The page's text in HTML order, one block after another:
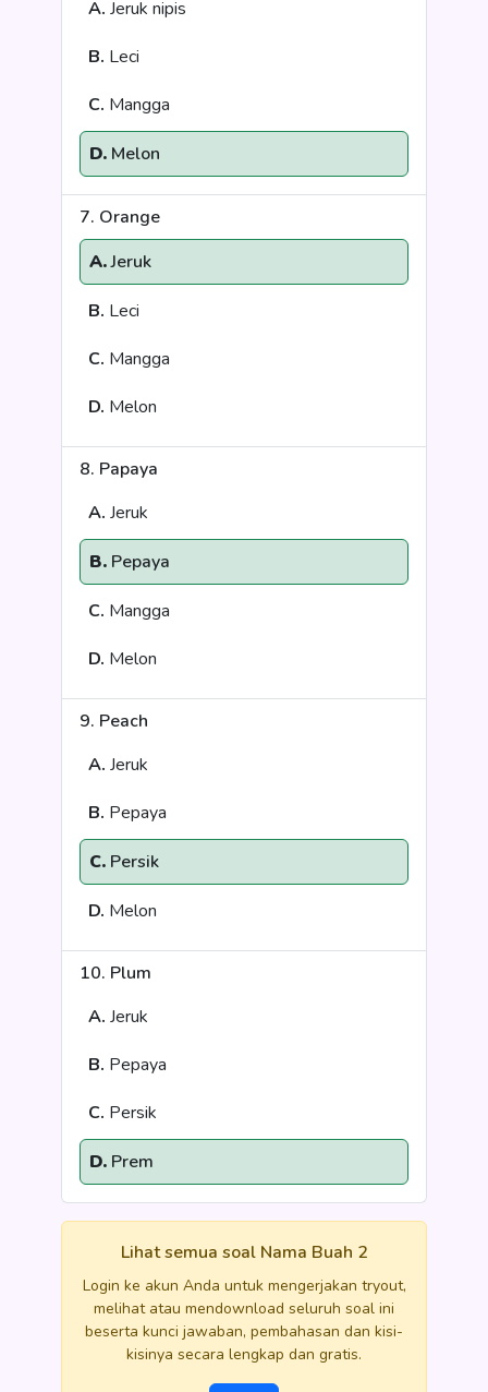
A. Jeruk nipis
B. Leci
C. Mangga
D. Melon
7. Orange
A.Jeruk
B. Leci
C. Mangga
D. Melon
8. Papaya
A. Jeruk
B. Pepaya
C. Mangga
D. Melon
9. Peach
A. Jeruk
B. Pepaya
C. Persik
D. Melon
10. Plum
A. Jeruk
B. Pepaya
C. Persik
D. Prem
Lihat semua soal Nama Buah 2
Login ke akun Anda untuk mengerjakan tryout,
melihat atau mendownload seluruh soal ini
beserta kunci jawaban, pembahasan dan kisi-
kisinya secara lengkap dan gratis.